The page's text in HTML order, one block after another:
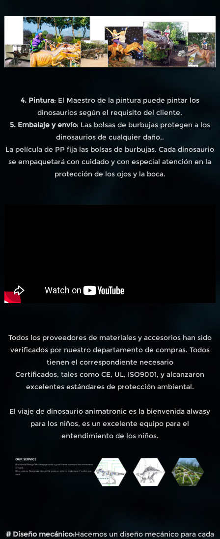
4. Pintura: El Maestro de la pintura puede pintar los
dinosaurios según el requisito del cliente.
5. Embalaje y envío: Las bolsas de burbujas protegen a los
dinosaurios de cualquier daño,.
La película de PP fija las bolsas de burbujas. Cada dinosaurio
se empaquetará con cuidado y con especial atención en la
protección de los ojos y la boca.
Todos los proveedores de materiales y accesorios han sido
verificados por nuestro departamento de compras. Todos
tienen el correspondiente necesario
Certificados, tales como CE, UL, ISO9001, y alcanzaron
excelentes estándares de protección ambiental.
El viaje de dinosaurio animatronic es la bienvenida alwasy
para los niños, es un excelente equipo para el
entendimiento de los niños.
# Diseño mecánico:Hacemos un diseño mecánico para cada